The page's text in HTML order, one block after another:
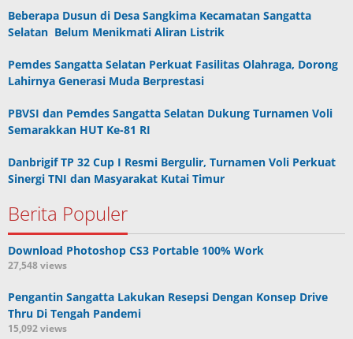
Beberapa Dusun di Desa Sangkima Kecamatan Sangatta
Selatan Belum Menikmati Aliran Listrik
Pemdes Sangatta Selatan Perkuat Fasilitas Olahraga, Dorong
Lahirnya Generasi Muda Berprestasi
PBVSI dan Pemdes Sangatta Selatan Dukung Turnamen Voli
Semarakkan HUT Ke-81 RI
Danbrigif TP 32 Cup I Resmi Bergulir, Turnamen Voli Perkuat
Sinergi TNI dan Masyarakat Kutai Timur
Berita Populer
Download Photoshop CS3 Portable 100% Work
27,548 views
Pengantin Sangatta Lakukan Resepsi Dengan Konsep Drive
Thru Di Tengah Pandemi
15,092 views